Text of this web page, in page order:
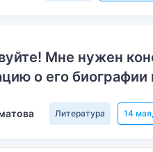
Мне нужен
о его биографии
Литература 14